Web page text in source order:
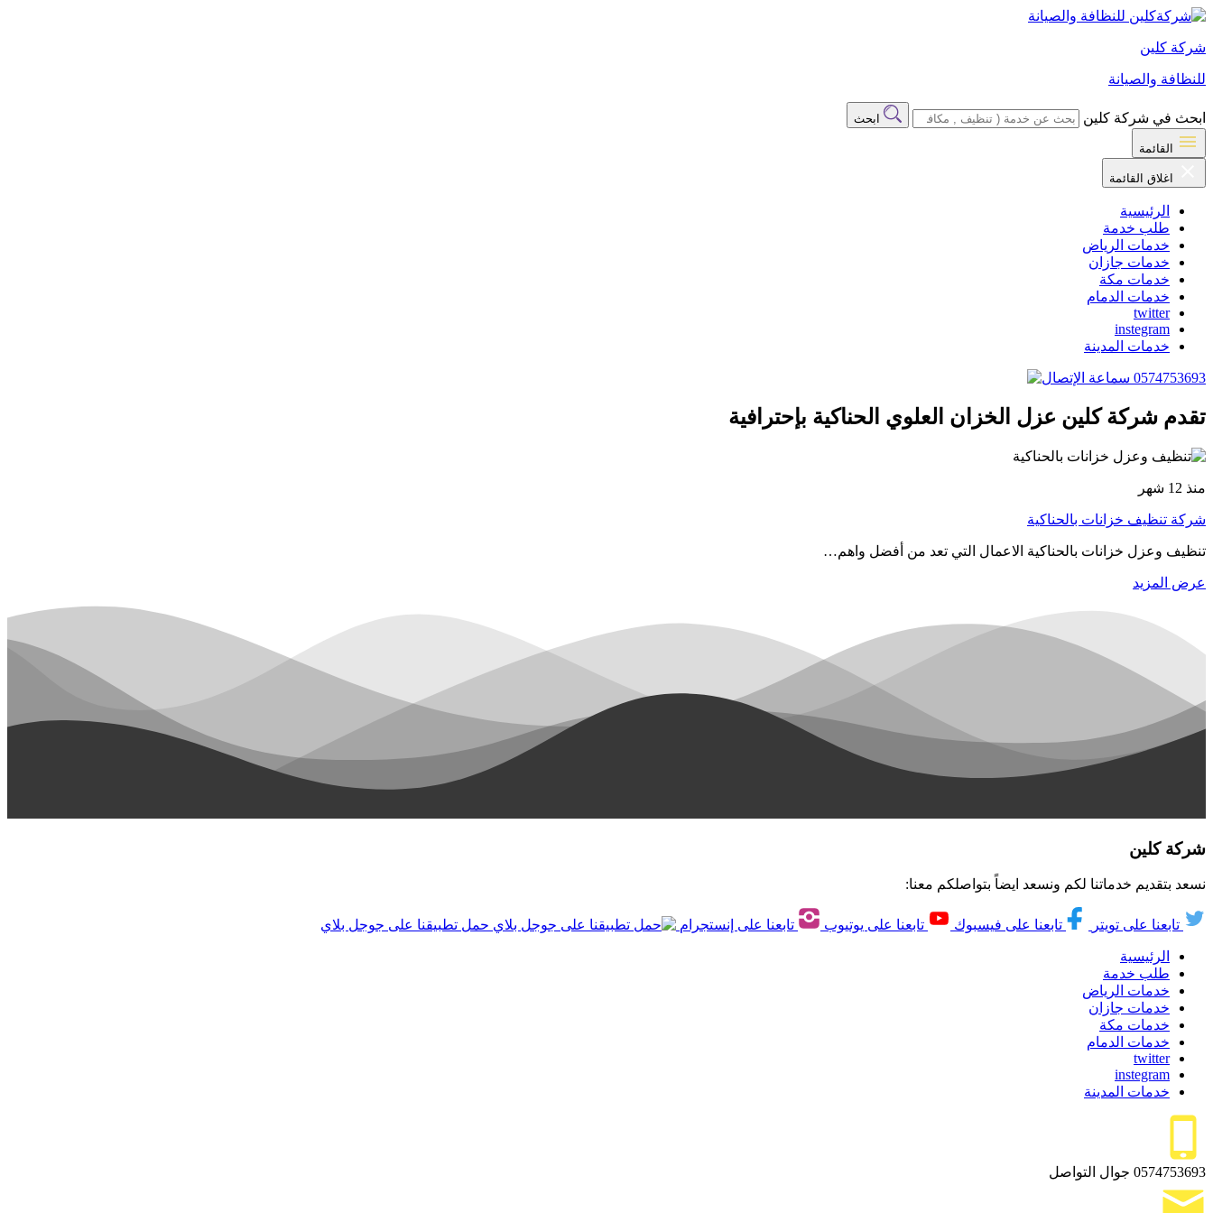
شركة كلين
للنظافة والصيانة
ابحث في شركة كلين ابحث
القائمة
اغلاق القائمة
الرئيسية
طلب خدمة
خدمات الرياض
خدمات جازان
خدمات مكة
خدمات الدمام
twitter
instegram
خدمات المدينة
0574753693
تقدم شركة كلين عزل الخزان العلوي الحناكية بإحترافية
منذ 12 شهر
شركة تنظيف خزانات بالحناكية
تنظيف وعزل خزانات بالحناكية الاعمال التي تعد من أفضل واهم…
عرض المزيد
شركة كلين
نسعد بتقديم خدماتنا لكم ونسعد ايضاً بتواصلكم معنا:
تابعنا على تويتر تابعنا على فيسبوك تابعنا على يوتيوب تابعنا على إنستجرام حمل تطبيقنا على جوجل بلاي
الرئيسية
طلب خدمة
خدمات الرياض
خدمات جازان
خدمات مكة
خدمات الدمام
twitter
instegram
خدمات المدينة
0574753693 جوال التواصل